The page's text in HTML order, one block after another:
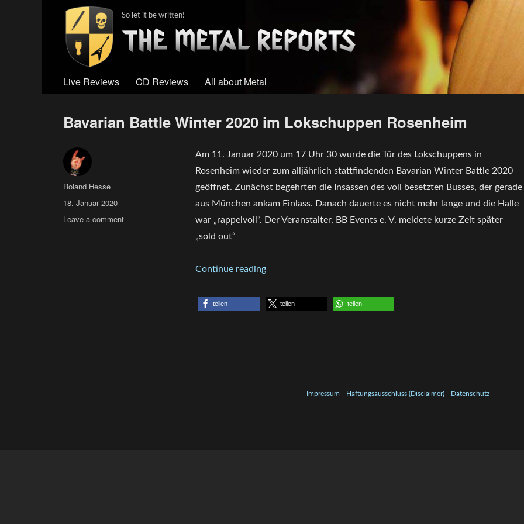
So let it be written!
Live Reviews CD Reviews All about Metal
Bavarian Battle Winter 2020 im Lokschuppen Rosenheim
Am 11. Januar 2020 um 17 Uhr 30 wurde die Tür des Lokschuppens in
Rosenheim wieder zum alljährlich stattfindenden Bavarian Winter Battle 2020
geöffnet. Zunächst begehrten die Insassen des voll besetzten Busses, der gerade
aus München ankam Einlass. Danach dauerte es nicht mehr lange und die Halle
war „rappelvoll“. Der Veranstalter, BB Events e. V. meldete kurze Zeit später
„sold out“
Continue reading„Bavarian Battle Winter 2020 im Lokschuppen Rosenheim“
teilen teilen teilen
Author
Roland Hesse
Posted
on
18. Januar 2020
Leave a commenton
Impressum Haftungsausschluss (Disclaimer) Datenschutz